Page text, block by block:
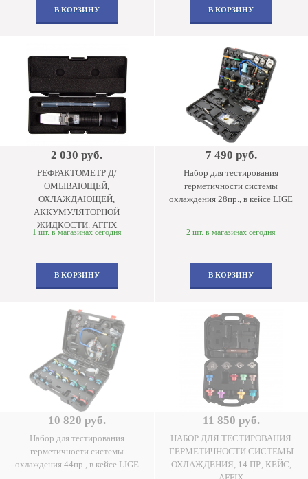
В КОРЗИНУ В КОРЗИНУ
2 030 руб.
РЕФРАКТОМЕТР Д/
ОМЫВАЮЩЕЙ,
ОХЛАЖДАЮЩЕЙ,
АККУМУЛЯТОРНОЙ
ЖИДКОСТИ. AFFIX
1 шт. в магазинах сегодня
В КОРЗИНУ
7 490 руб.
Набор для тестирования
герметичности системы
охлаждения 28пр., в кейсе LIGE
2 шт. в магазинах сегодня
В КОРЗИНУ
10 820 руб.
Набор для тестирования
герметичности системы
охлаждения 44пр., в кейсе LIGE
11 850 руб.
НАБОР ДЛЯ ТЕСТИРОВАНИЯ
ГЕРМЕТИЧНОСТИ СИСТЕМЫ
ОХЛАЖДЕНИЯ, 14 ПР., КЕЙС,